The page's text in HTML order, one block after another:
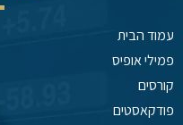
עמוד הבית
פמילי אופיס
קורסים
פודקאסטים